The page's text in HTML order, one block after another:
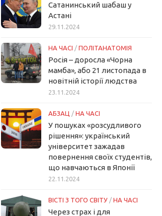
Сатанинський шабаш у
Астані
29.11.2024
НА ЧАСІ / ПОЛІТАНАТОМІЯ
Росія – доросла «Чорна
мамба», або 21 листопада в
новітній історії людства
23.11.2024
АБЗАЦ / НА ЧАСІ
У пошуках «розсудливого
рішення»: український
університет зажадав
повернення своїх студентів,
що навчаються в Японії
22.11.2024
ВІСТІ З ТОГО СВІТУ / НА ЧАСІ
Через страх і для